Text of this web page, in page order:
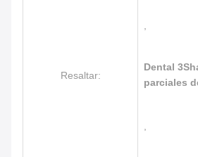
Resaltar:
Dental
parciales